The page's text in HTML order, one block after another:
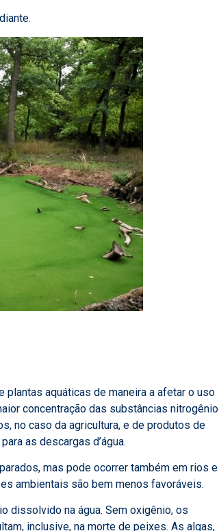
aquáticas de maneira a afetar o uso
concentração das substâncias nitrogênio
no caso da agricultura, e de produtos de
as descargas d’água.
mas pode ocorrer também em rios e
ambientais são bem menos favoráveis.
dissolvido na água. Sem oxigênio, os
inclusive, na morte de peixes. As algas,